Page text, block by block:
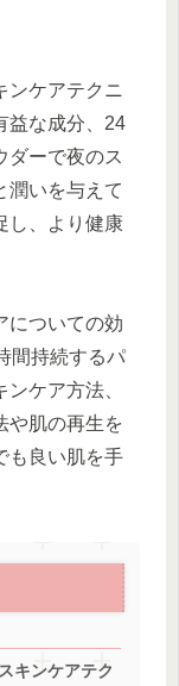
ンケアテクニ
益な成分、24
ダーで夜のス
潤いを与えて
し、より健康
についての効
間持続するパ
ケア方法、
や肌の再生を
も良い肌を手
キンケアテク